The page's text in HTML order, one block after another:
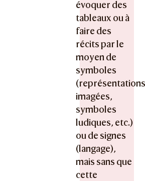
évoquer des
tableaux ou à
faire des
récits par le
moyen de
symboles
imagées,
symboles
ludiques, etc.)
ou de signes
(langage),
mais sans que
cette